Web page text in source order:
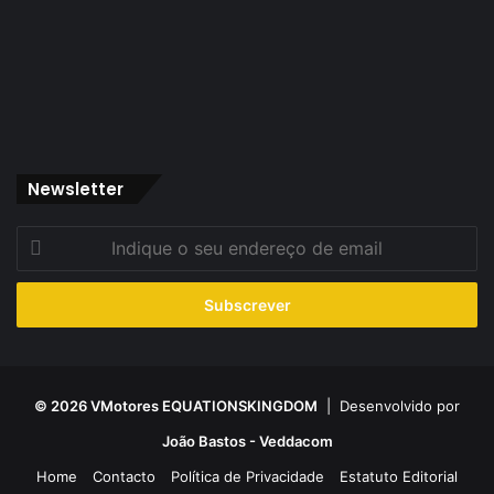
Newsletter
seu
de
© 2026 VMotores EQUATIONSKINGDOM | Desenvolvido por
João Bastos - Veddacom
Home
Contacto Política de Privacidade Estatuto Editorial